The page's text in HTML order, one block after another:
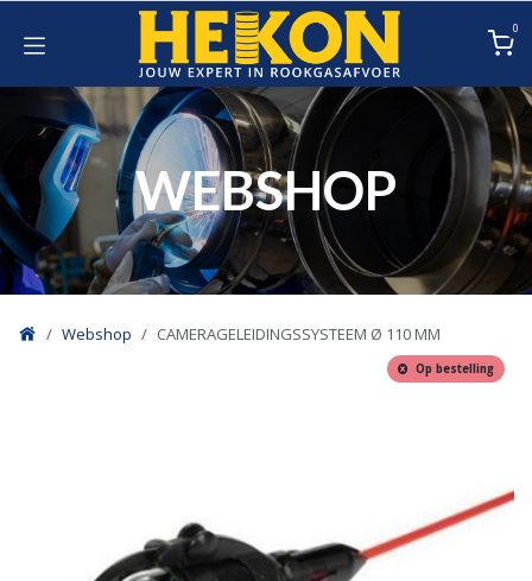
Overslaan naar inhoud
0
WEBSHOP
Webshop CAMERAGELEIDINGSSYSTEEM Ø 110 MM
Op bestelling